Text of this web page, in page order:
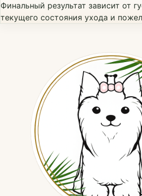
Финальный результат зависит от
текущего состояния ухода и